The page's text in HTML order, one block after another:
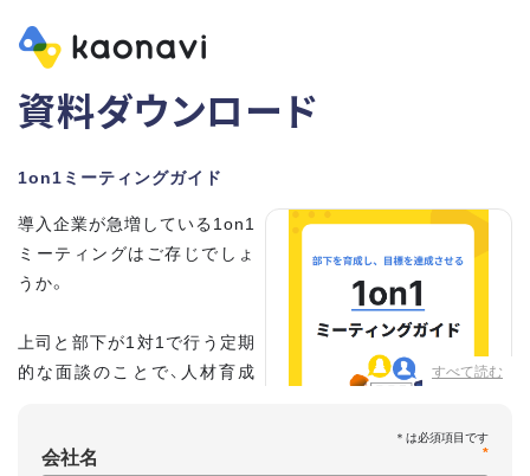
資料ダウンロード
1on1ミーティングガイド
すべて読む
導入企業が急増している1on1
ミーティングはご存じでしょ
うか。
上司と部下が1対1で行う定期
的な面談のことで、人材育成
*
会社名